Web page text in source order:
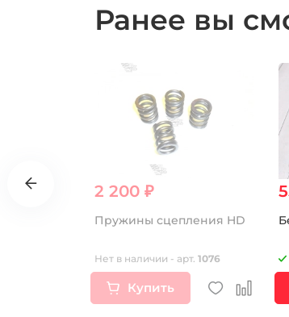
Ранее вы
2 200 ₽
Пружины сцепления HD
Нет в наличии - арт. 1076
Купить